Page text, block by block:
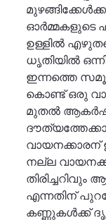
ഓർമ്മകളുടെ
ഉള്ളിൽ
ധൃതിയിൽ
ഇന്നത്തെ
കൊണ്ട് ഒരു
മുതൽ
നല്ല
എന്നതിന്
കണ്ണുകൾക്ക്